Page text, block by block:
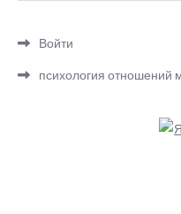
Войти
психология